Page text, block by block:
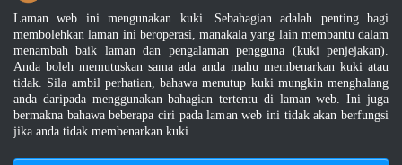
Elektroteknikal, ICT dan Pembinaan
Other Notification Search
Regular Notification Search
Notification Subscription
Pengurusan Perniagaan dan Keselamatan Pekerjaan
Laman web ini mengunakan kuki. Sebahagian adalah penting bagi
membolehkan laman ini beroperasi, manakala yang lain membantu dalam
menambah baik laman dan pengalaman pengguna (kuki penjejakan).
Anda boleh memutuskan sama ada anda mahu membenarkan kuki atau
tidak. Sila ambil perhatian, bahawa menutup kuki mungkin menghalang
anda daripada menggunakan bahagian tertentu di laman web. Ini juga
bermakna bahawa beberapa ciri pada laman web ini tidak akan berfungsi
jika anda tidak membenarkan kuki.